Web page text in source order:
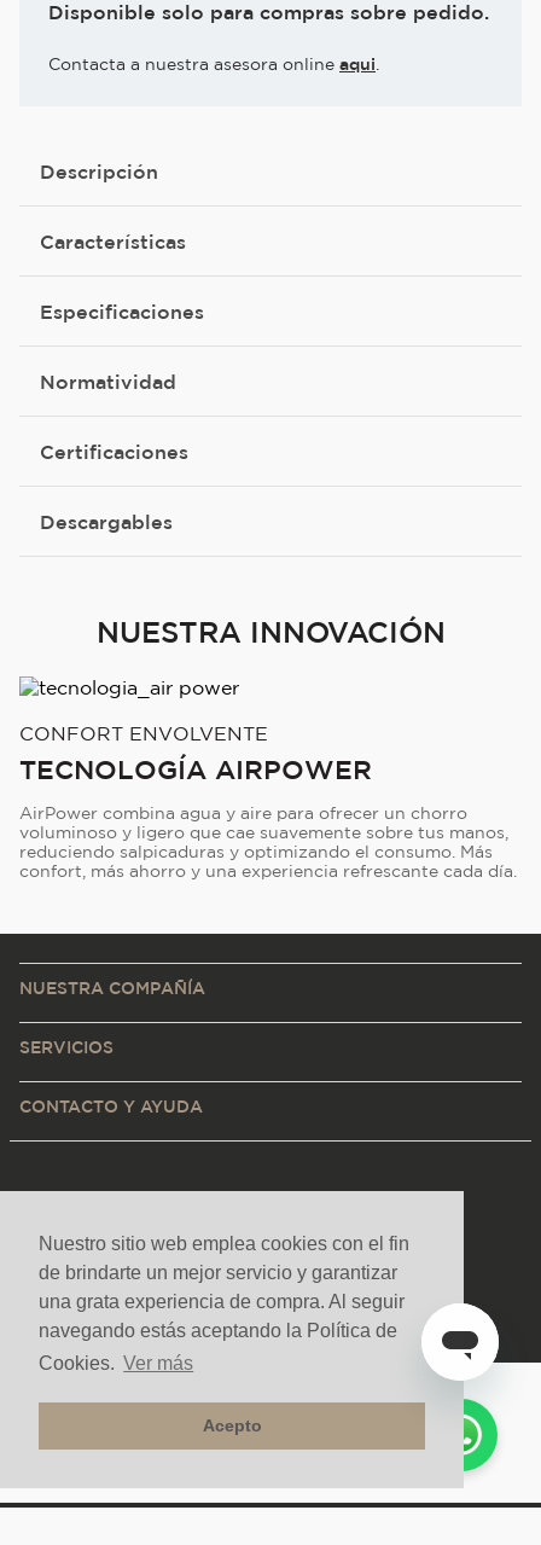
Nuestro sitio web emplea cookies con el fin
de brindarte un mejor servicio y garantizar
una grata experiencia de compra. Al seguir
navegando estás aceptando la Política de
Cookies. Ver más
Acepto
Disponible solo para compras sobre pedido.
Contacta a nuestra asesora online aqui
Descripción
Características
Especificaciones
Normatividad
Certificaciones
Descargables
NUESTRA INNOVACIÓN
CONFORT ENVOLVENTE
TECNOLOGÍA AIRPOWER
AirPower combina agua y aire para ofrecer un chorro
voluminoso y ligero que cae suavemente sobre tus manos,
reduciendo salpicaduras y optimizando el consumo. Más
confort, más ahorro y una experiencia refrescante cada día.
NUESTRA COMPAÑÍA
SERVICIOS
CONTACTO Y AYUDA
Medios de pago y sitio seguro